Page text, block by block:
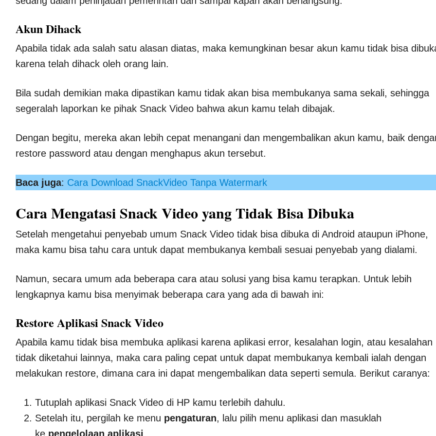
Akun Dihack
Apabila tidak ada salah satu alasan diatas, maka kemungkinan besar akun kamu tidak bisa
karena telah dihack oleh orang lain.
Bila sudah demikian maka dipastikan kamu tidak akan bisa membukanya sama sekali, sehingga
segeralah laporkan ke pihak Snack Video bahwa akun kamu telah dibajak.
Dengan begitu, mereka akan lebih cepat menangani dan mengembalikan akun kamu, baik
restore password atau dengan menghapus akun tersebut.
Baca juga: Cara Download SnackVideo Tanpa Watermark
Cara Mengatasi Snack Video yang Tidak Bisa Dibuka
Setelah mengetahui penyebab umum Snack Video tidak bisa dibuka di Android ataupun iPhone,
maka kamu bisa tahu cara untuk dapat membukanya kembali sesuai penyebab yang dialami.
Namun, secara umum ada beberapa cara atau solusi yang bisa kamu terapkan. Untuk lebih
lengkapnya kamu bisa menyimak beberapa cara yang ada di bawah ini:
Restore Aplikasi Snack Video
Apabila kamu tidak bisa membuka aplikasi karena aplikasi error, kesalahan login, atau kesalahan
tidak diketahui lainnya, maka cara paling cepat untuk dapat membukanya kembali ialah dengan
melakukan restore, dimana cara ini dapat mengembalikan data seperti semula. Berikut caranya:
Tutuplah aplikasi Snack Video di HP kamu terlebih dahulu.
Setelah itu, pergilah ke menu pengaturan, lalu pilih menu aplikasi dan masuklah
ke pengelolaan aplikasi